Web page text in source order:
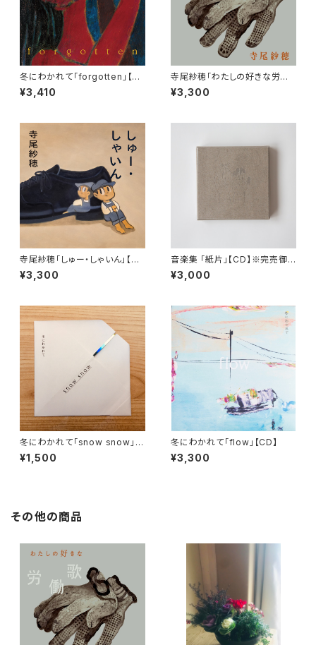
冬にわかれて「forgotten」【C
D】
¥3,410
寺尾紗穂「わたしの好きな労働
歌」【CD】
¥3,300
寺尾紗穂「しゅー・しゃいん」【C
D】
¥3,300
音楽集 「紙片」【CD】※完売御
礼
¥3,000
冬にわかれて「snow snow」限
定シングル【CD】※完売御礼
¥1,500
冬にわかれて「flow」【CD】
¥3,300
その他の商品